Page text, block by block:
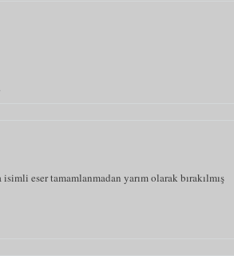
eser tamamlanmadan yarım olarak bırakılmış